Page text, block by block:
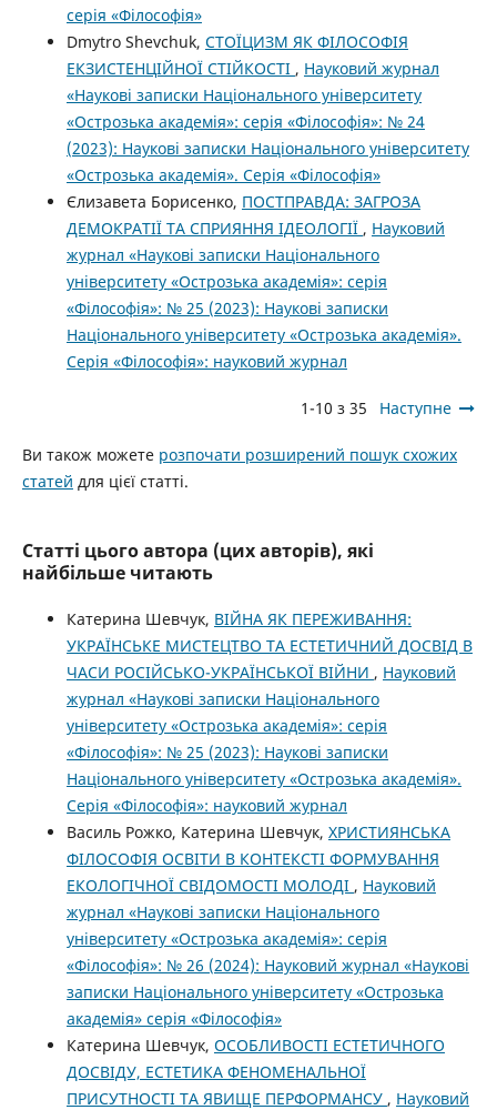
серія «Філософія»
Dmytro Shevchuk, СТОЇЦИЗМ ЯК ФІЛОСОФІЯ
ЕКЗИСТЕНЦІЙНОЇ СТІЙКОСТІ , Науковий журнал
«Наукові записки Національного університету
«Острозька академія»: серія «Філософія»: № 24
(2023): Наукові записки Національного університету
«Острозька академія». Серія «Філософія»
Єлизавета Борисенко, ПОСТПРАВДА: ЗАГРОЗА
ДЕМОКРАТІЇ ТА СПРИЯННЯ ІДЕОЛОГІЇ , Науковий
журнал «Наукові записки Національного
університету «Острозька академія»: серія
«Філософія»: № 25 (2023): Наукові записки
Національного університету «Острозька академія».
Серія «Філо­софія»: науковий журнал
1-10 з 35 Наступне
Ви також можете розпочати розширений пошук схожих
статей для цієї статті.
Статті цього автора (цих авторів), які
найбільше читають
Катерина Шевчук, ВІЙНА ЯК ПЕРЕЖИВАННЯ:
УКРАЇНСЬКЕ МИСТЕЦТВО ТА ЕСТЕТИЧНИЙ ДОСВІД В
ЧАСИ РОСІЙСЬКО-УКРАЇНСЬКОЇ ВІЙНИ , Науковий
журнал «Наукові записки Національного
університету «Острозька академія»: серія
«Філософія»: № 25 (2023): Наукові записки
Національного університету «Острозька академія».
Серія «Філо­софія»: науковий журнал
Василь Рожко, Катерина Шевчук, ХРИСТИЯНСЬКА
ФІЛОСОФІЯ ОСВІТИ В КОНТЕКСТІ ФОРМУВАННЯ
ЕКОЛОГІЧНОЇ СВІДОМОСТІ МОЛОДІ , Науковий
журнал «Наукові записки Національного
університету «Острозька академія»: серія
«Філософія»: № 26 (2024): Науковий журнал «Наукові
записки Національного університету «Острозька
академія» серія «Філософія»
Катерина Шевчук, ОСОБЛИВОСТІ ЕСТЕТИЧНОГО
ДОСВІДУ, ЕСТЕТИКА ФЕНОМЕНАЛЬНОЇ
ПРИСУТНОСТІ ТА ЯВИЩЕ ПЕРФОРМАНСУ , Науковий